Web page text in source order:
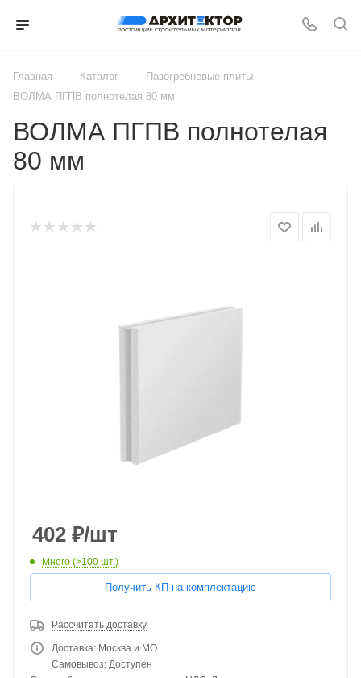
Главная — Каталог — Пазогребневые плиты —
ВОЛМА ПГПВ полнотелая 80 мм
ВОЛМА ПГПВ полнотелая
80 мм
402 ₽/шт
Много (>100 шт.)
Получить КП на комплектацию
Рассчитать доставку
Доставка: Москва и МО
Самовывоз: Доступен